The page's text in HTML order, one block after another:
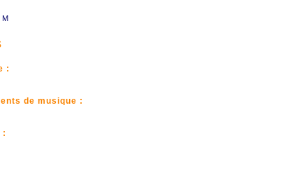
M
:
de musique :
: